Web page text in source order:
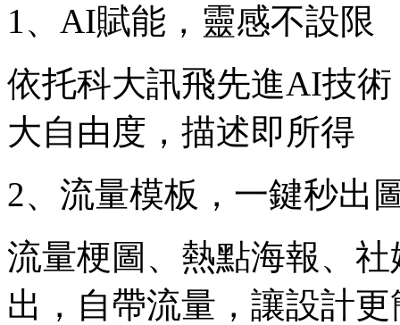
1、AI賦能，靈感不設限
依托科大訊飛先進AI技
大自由度，描述即所得
2、流量模板，一鍵秒出
流量梗圖、熱點海報、
出，自帶流量，讓設計更